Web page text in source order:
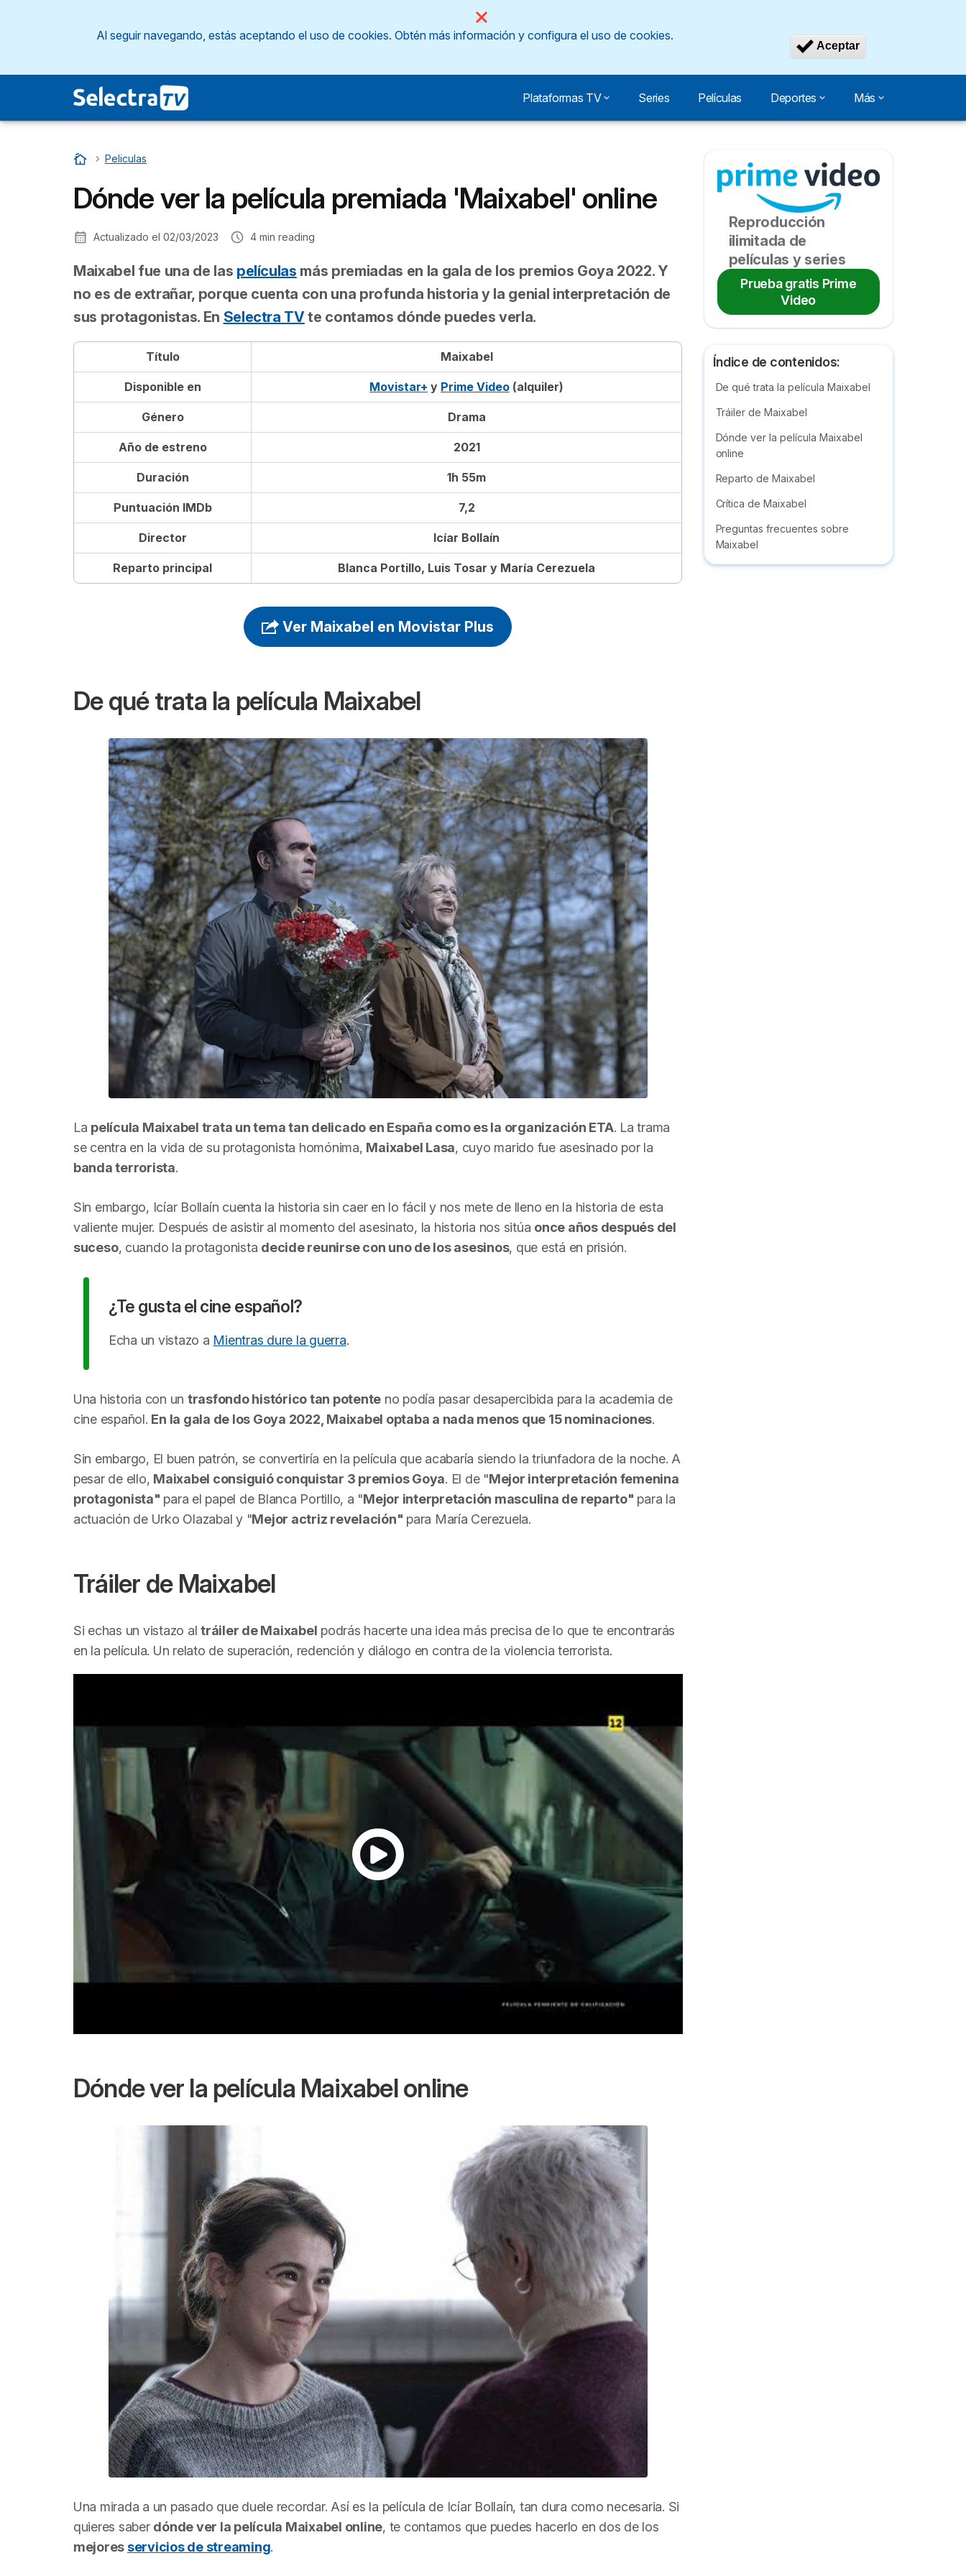
Al seguir navegando, estás aceptando el uso de cookies.Obtén más información y configura el uso de cookies.
Aceptar
Plataformas TV Series Películas Deportes Más
Inicio
…
Peliculas
Dónde ver la película premiada 'Maixabel' online
Actualizado el 02/03/2023 4 min reading
Maixabel fue una de las películas más premiadas en la gala de los premios Goya 2022. Y
no es de extrañar, porque cuenta con una profunda historia y la genial interpretación de
sus protagonistas. En Selectra TVte contamos dónde puedes verla.
Título Maixabel
Disponible en Movistar+ y Prime Video (alquiler)
Género Drama
Año de estreno 2021
Duración 1h 55m
Puntuación IMDb 7,2
Director Icíar Bollaín
Reparto principal Blanca Portillo, Luis Tosar y María Cerezuela
Ver Maixabel en Movistar Plus
De qué trata la película Maixabel
La película Maixabel trata un tema tan delicado en España como es la organización ETA. La trama
se centra en la vida de su protagonista homónima, Maixabel Lasa, cuyo marido fue asesinado por la
banda terrorista.
Sin embargo, Icíar Bollaín cuenta la historia sin caer en lo fácil y nos mete de lleno en la historia de esta
valiente mujer. Después de asistir al momento del asesinato, la historia nos sitúa once años después del
suceso, cuando la protagonista decide reunirse con uno de los asesinos, que está en prisión.
¿Te gusta el cine español?
Echa un vistazo a Mientras dure la guerra.
Una historia con un trasfondo histórico tan potente no podía pasar desapercibida para la academia de
cine español. En la gala de los Goya 2022, Maixabel optaba a nada menos que 15 nominaciones.
Sin embargo, El buen patrón, se convertiría en la película que acabaría siendo la triunfadora de la noche. A
pesar de ello, Maixabel consiguió conquistar 3 premios Goya. El de "Mejor interpretación femenina
protagonista" para el papel de Blanca Portillo, a "Mejor interpretación masculina de reparto" para la
actuación de Urko Olazabal y "Mejor actriz revelación" para María Cerezuela.
Tráiler de Maixabel
Si echas un vistazo altráiler deMaixabel podrás hacerte una idea más precisa de lo que te encontrarás
en la película. Un relato de superación, redención y diálogo en contra de la violencia terrorista.
Dónde ver la película Maixabelonline
Una mirada a un pasado que duele recordar. Así es la película de Icíar Bollaín, tan dura como necesaria. Si
quieres saber dónde ver la película Maixabel online, te contamos que puedes hacerlo en dos de los
mejoresservicios de streaming.
Reproducción
ilimitada de
películas y series
Prueba gratis Prime
Video
Índice de contenidos:
De qué trata la película Maixabel
Tráiler de Maixabel
Dónde ver la película Maixabel
online
Reparto de Maixabel
Crítica de Maixabel
Preguntas frecuentes sobre
Maixabel